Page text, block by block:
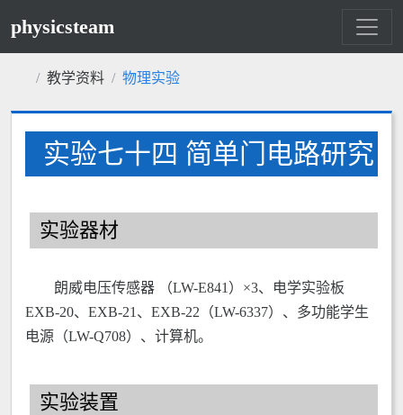
physicsteam
教学资料 物理实验
实验七十四 简单门电路研究
实验器材
朗威电压传感器 （LW-E841）×3、电学实验板
EXB-20、EXB-21、EXB-22（LW-6337）、多功能学生
电源（LW-Q708）、计算机。
实验装置